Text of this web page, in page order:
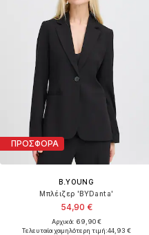
ΠΡΟΣΦΟΡΑ
B.YOUNG
Μπλέιζερ 'BYDanta'
54,90 €
Αρχικά: 69,90 €
Τελευταία χαμηλότερη τιμή:44,93 €